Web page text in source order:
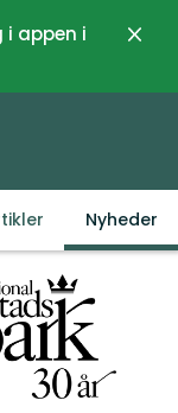
appen i Luk
Nyheder